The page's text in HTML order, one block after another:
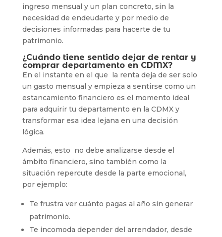
ingreso mensual y un plan concreto, sin la
necesidad de endeudarte y por medio de
decisiones informadas para hacerte de tu
patrimonio.
¿Cuándo tiene sentido dejar de rentar y
comprar departamento en CDMX?
En el instante en el que la renta deja de ser solo
un gasto mensual y empieza a sentirse como un
estancamiento financiero es el momento ideal
para adquirir tu departamento en la CDMX y
transformar esa idea lejana en una decisión
lógica.
Además, esto no debe analizarse desde el
ámbito financiero, sino también como la
situación repercute desde la parte emocional,
por ejemplo:
Te frustra ver cuánto pagas al año sin generar
patrimonio.
Te incomoda depender del arrendador, desde